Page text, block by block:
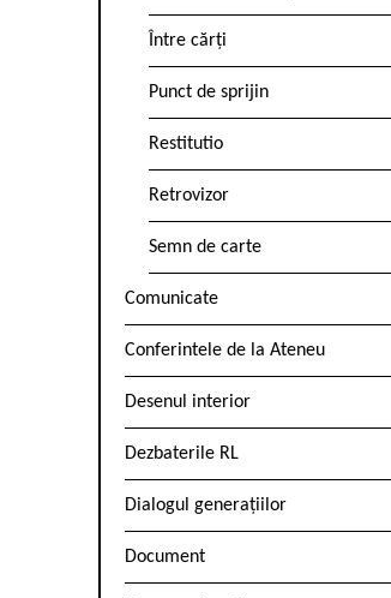
Între cărți
Punct de sprijin
Restitutio
Retrovizor
Semn de carte
Comunicate
Conferintele de la Ateneu
Desenul interior
Dezbaterile RL
Dialogul generațiilor
Document